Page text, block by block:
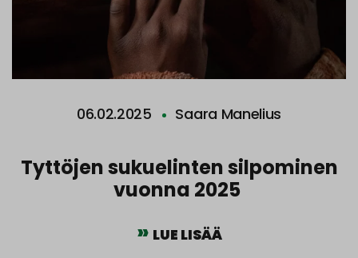
06.02.2025 Saara Manelius
Tyttöjen sukuelinten silpominen
vuonna 2025
LUE LISÄÄ